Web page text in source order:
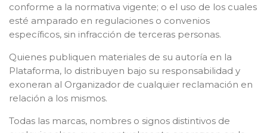
conforme a la normativa vigente; o el uso de los cuales
esté amparado en regulaciones o convenios
específicos, sin infracción de terceras personas.
Quienes publiquen materiales de su autoría en la
Plataforma, lo distribuyen bajo su responsabilidad y
exoneran al Organizador de cualquier reclamación en
relación a los mismos.
Todas las marcas, nombres o signos distintivos de